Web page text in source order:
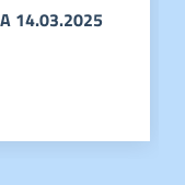
14.03.2025